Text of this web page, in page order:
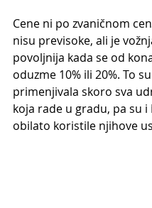
Cene ni po zvaničnom
nisu previsoke, ali je
povoljnija kada se od
oduzme 10% ili 20%. To su
primenjivala skoro sva
koja rade u gradu, pa su i
obilato koristile njihove